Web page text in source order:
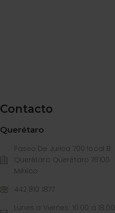
Contacto
Querétaro
Paseo De Jurica 700 local 8
Querétaro Querétaro 76100
México
442 810 1877
Lunes a Viernes: 10:00 a 18:00